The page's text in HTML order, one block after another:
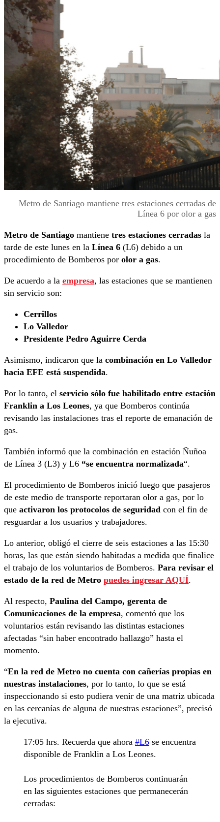
Metro de Santiago mantiene tres estaciones cerradas de
Línea 6 por olor a gas
Metro de Santiago mantiene tres estaciones cerradas la
tarde de este lunes en la Línea 6 (L6) debido a un
procedimiento de Bomberos por olor a gas.
De acuerdo a la empresa, las estaciones que se mantienen
sin servicio son:
Cerrillos
Lo Valledor
Presidente Pedro Aguirre Cerda
Asimismo, indicaron que la combinación en Lo Valledor
hacia EFE está suspendida.
Por lo tanto, el servicio sólo fue habilitado entre estación
Franklin a Los Leones, ya que Bomberos continúa
revisando las instalaciones tras el reporte de emanación de
gas.
También informó que la combinación en estación Ñuñoa
de Línea 3 (L3) y L6 “se encuentra normalizada“.
El procedimiento de Bomberos inició luego que pasajeros
de este medio de transporte reportaran olor a gas, por lo
que activaron los protocolos de seguridad con el fin de
resguardar a los usuarios y trabajadores.
Lo anterior, obligó el cierre de seis estaciones a las 15:30
horas, las que están siendo habitadas a medida que finalice
el trabajo de los voluntarios de Bomberos. Para revisar el
estado de la red de Metro puedes ingresar AQUÍ.
Al respecto, Paulina del Campo, gerenta de
Comunicaciones de la empresa, comentó que los
voluntarios están revisando las distintas estaciones
afectadas “sin haber encontrado hallazgo” hasta el
momento.
“En la red de Metro no cuenta con cañerías propias en
nuestras instalaciones, por lo tanto, lo que se está
inspeccionando si esto pudiera venir de una matriz ubicada
en las cercanías de alguna de nuestras estaciones”, precisó
la ejecutiva.
17:05 hrs. Recuerda que ahora #L6 se encuentra
disponible de Franklin a Los Leones.
Los procedimientos de Bomberos continuarán
en las siguientes estaciones que permanecerán
cerradas: